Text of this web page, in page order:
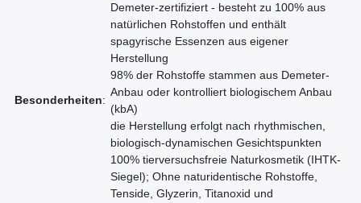
Besonderheiten:
Demeter-zertifiziert - besteht zu 100% aus
natürlichen Rohstoffen und enthält
spagyrische Essenzen aus eigener
Herstellung
98% der Rohstoffe stammen aus Demeter-
Anbau oder kontrolliert biologischem Anbau
(kbA)
die Herstellung erfolgt nach rhythmischen,
biologisch-dynamischen Gesichtspunkten
100% tierversuchsfreie Naturkosmetik (IHTK-
Siegel); Ohne naturidentische Rohstoffe,
Tenside, Glyzerin, Titanoxid und